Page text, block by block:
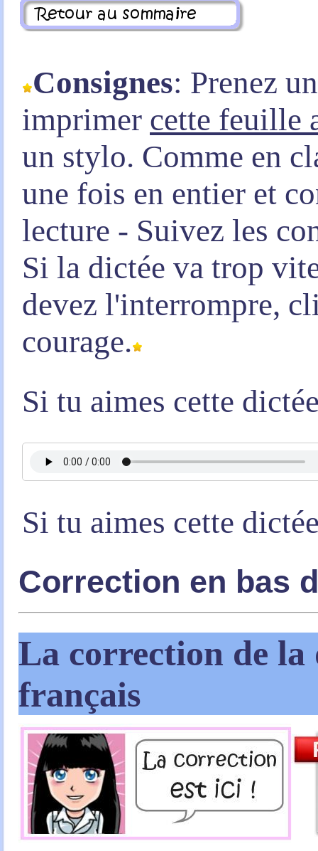
Consignes: Prenez
imprimer cette feuille
un stylo. Comme en
une fois en entier et
lecture - Suivez les
Si la dictée va trop
devez l'interrompre,
courage.
Si tu aimes cette
Si tu aimes cette
Correction en bas
La correction de la
français